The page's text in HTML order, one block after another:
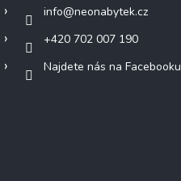
info@neonabytek.cz
+420 702 007 190
Najdete nás na Facebooku